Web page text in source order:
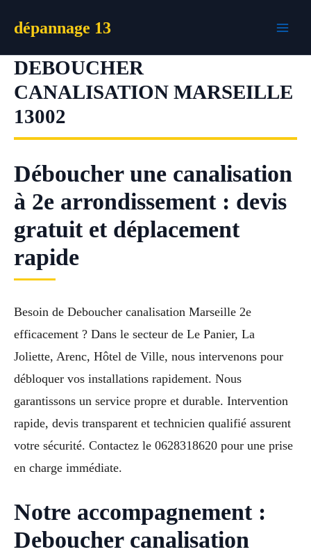
dépannage 13
DEBOUCHER
CANALISATION MARSEILLE
13002
Déboucher une canalisation
à 2e arrondissement : devis
gratuit et déplacement
rapide
Besoin de Deboucher canalisation Marseille 2e
efficacement ? Dans le secteur de Le Panier, La
Joliette, Arenc, Hôtel de Ville, nous intervenons pour
débloquer vos installations rapidement. Nous
garantissons un service propre et durable. Intervention
rapide, devis transparent et technicien qualifié assurent
votre sécurité. Contactez le 0628318620 pour une prise
en charge immédiate.
Notre accompagnement :
Deboucher canalisation